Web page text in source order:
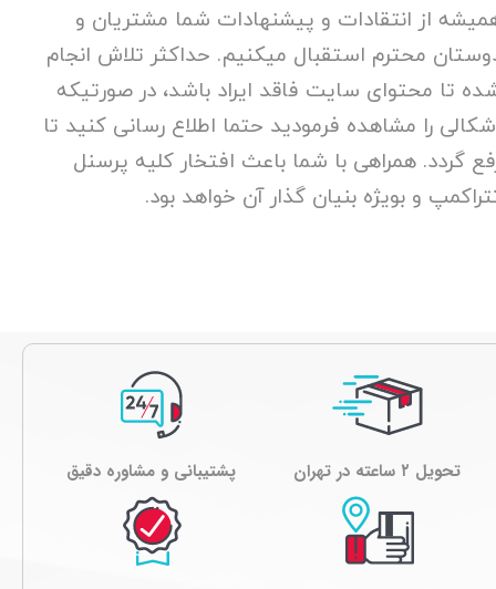
از انتقادات و پیشنهادات شما مشتریان و
محترم استقبال میکنیم. حداکثر تلاش انجام
تا محتوای سایت فاقد ایراد باشد، در صورتیکه
را مشاهده فرمودید حتما اطلاع رسانی کنید تا
گردد. همراهی با شما باعث افتخار کلیه پرسنل
و بویژه بنیان گذار آن خواهد بود.
تحویل ۲ ساعته در تهران پشتیبانی و مشاوره دقیق